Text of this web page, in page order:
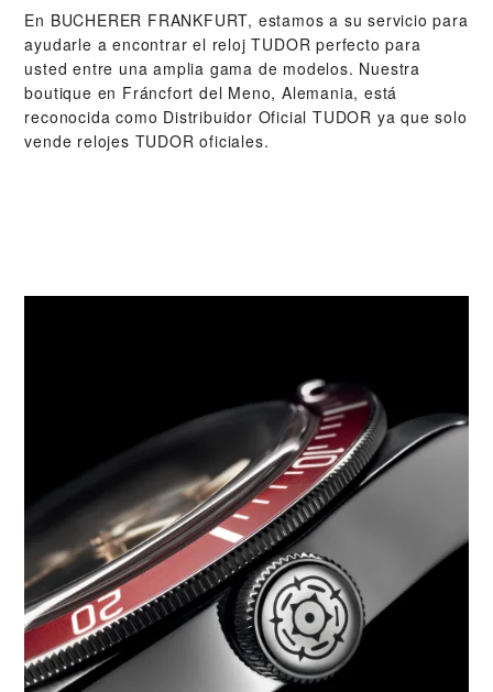
En ‭BUCHERER FRANKFURT‬, estamos a su servicio para
ayudarle a encontrar el reloj TUDOR perfecto para
usted entre una amplia gama de modelos. Nuestra
boutique en Fráncfort del Meno, Alemania, está
reconocida como Distribuidor Oficial TUDOR ya que solo
vende relojes TUDOR oficiales.